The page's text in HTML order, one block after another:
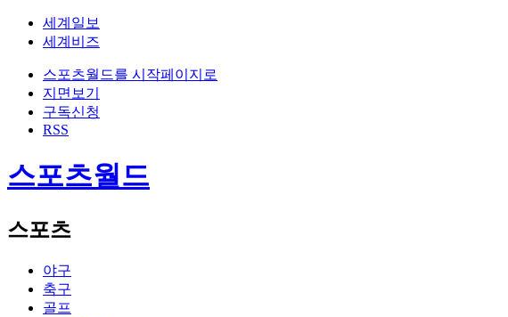
세계일보
세계비즈
스포츠월드를 시작페이지로
지면보기
구독신청
RSS
스포츠월드
스포츠
야구
축구
골프